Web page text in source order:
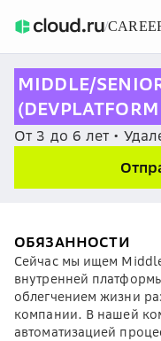
/
MIDDLE/
От 3 до 6 лет •
ОБЯЗАННОСТИ
Сейчас мы ищем
внутренней
облегчением жизни
компании. В нашей
автоматизацией